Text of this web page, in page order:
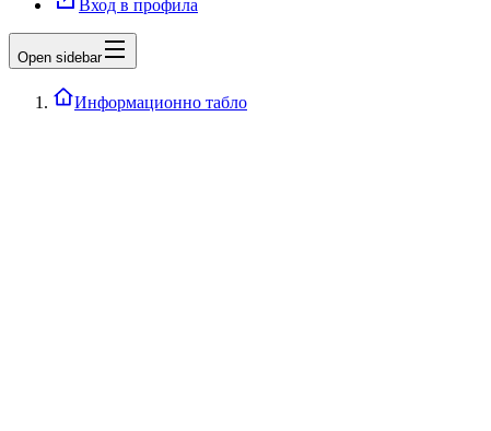
Вход в профила
Open sidebar
Информационно табло